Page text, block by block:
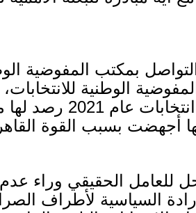
بمكتب المفوضية
الوطنية
انتخابات عام 2021 رصد لها
أجهضت بسبب القوة
الحقيقي وراء عدم
السياسية لأطراف